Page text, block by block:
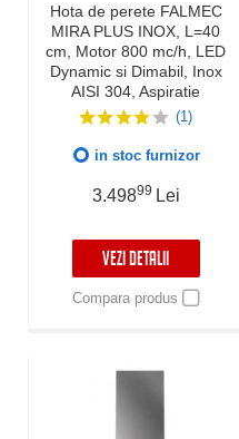
Hota de perete FALMEC
MIRA PLUS INOX, L=40
cm, Motor 800 mc/h, LED
Dynamic si Dimabil, Inox
AISI 304, Aspiratie
perimetrala, Fabricatie
Italia, Garantie 5 ani
(1)
in stoc furnizor
3.49899 Lei
VEZI DETALII
Compara produs